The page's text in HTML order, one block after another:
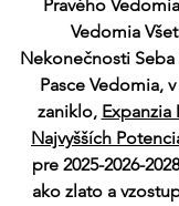
Pravého
Vedomia
Nekonečnosti Seba
Pasce Vedomia,
zaniklo,
Najvyšších
pre 2025-2026-
ako zlato a